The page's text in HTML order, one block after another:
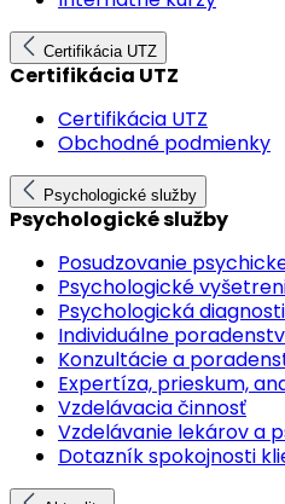
Certifikácia UTZ
Certifikácia UTZ
Certifikácia UTZ
Obchodné podmienky
Psychologické služby
Psychologické služby
Posudzovanie
Psychologické
Psychologická
Individuálne
Konzultácie a
Expertíza, prieskum,
Vzdelávacia činnosť
Vzdelávanie lekárov a
Dotazník spokojnosti